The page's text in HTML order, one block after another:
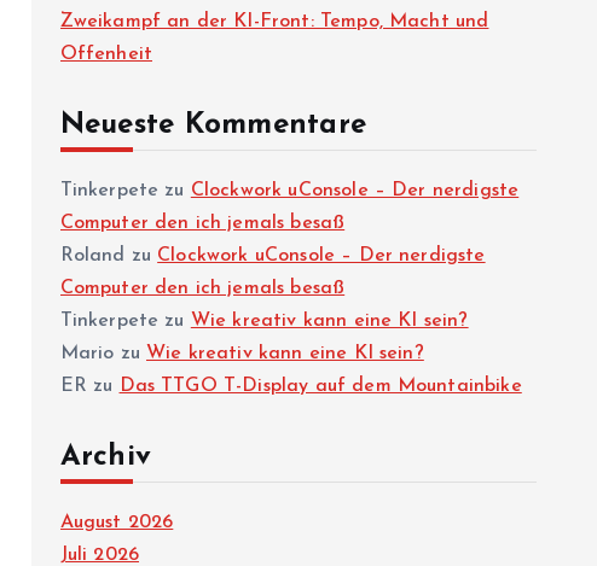
Zweikampf an der KI-Front: Tempo, Macht und
Offenheit
Neueste Kommentare
Tinkerpete zu Clockwork uConsole – Der nerdigste
Computer den ich jemals besaß
Roland
zu Clockwork uConsole – Der nerdigste
Computer den ich jemals besaß
Tinkerpete zu Wie kreativ kann eine KI sein?
Mario zu Wie kreativ kann eine KI sein?
ER zu Das TTGO T-Display auf dem Mountainbike
Archiv
August 2026
Juli 2026